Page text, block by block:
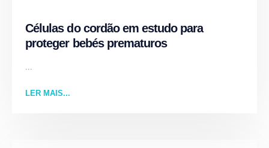
Células do cordão em estudo para
proteger bebés prematuros
LER MAIS...